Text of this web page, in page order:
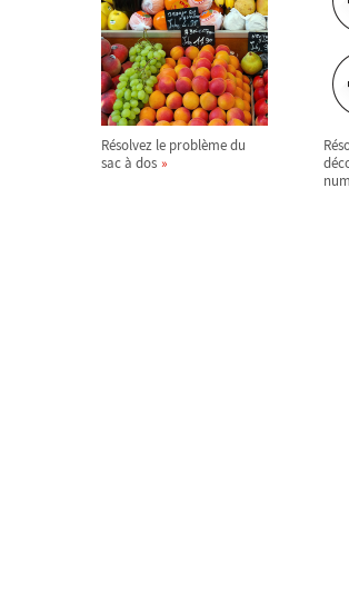
Résolvez le problème du
sac à dos